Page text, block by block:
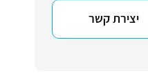
יצירת קשר